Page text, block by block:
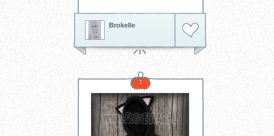
Brokelle
7